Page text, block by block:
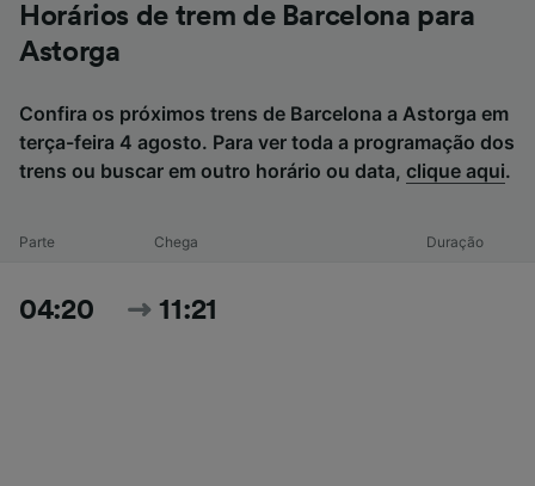
Horários de trem de Barcelona para
Astorga
Confira os próximos trens de Barcelona a Astorga em
terça-feira 4 agosto. Para ver toda a programação dos
trens ou buscar em outro horário ou data, clique aqui.
Parte Chega Duração
04:20 11:21